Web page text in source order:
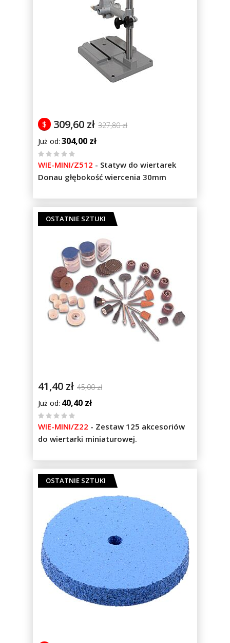
309,60 zł 327,80 zł
$
Już od 304,00 zł
%
100
WIE-MINI/Z512 - Statyw do wiertarek
Donau głębokość wiercenia 30mm
OSTATNIE SZTUKI
41,40 zł 45,00 zł
Już od 40,40 zł
%
of
100
WIE-MINI/Z22 - Zestaw 125 akcesoriów
do wiertarki miniaturowej.
OSTATNIE SZTUKI